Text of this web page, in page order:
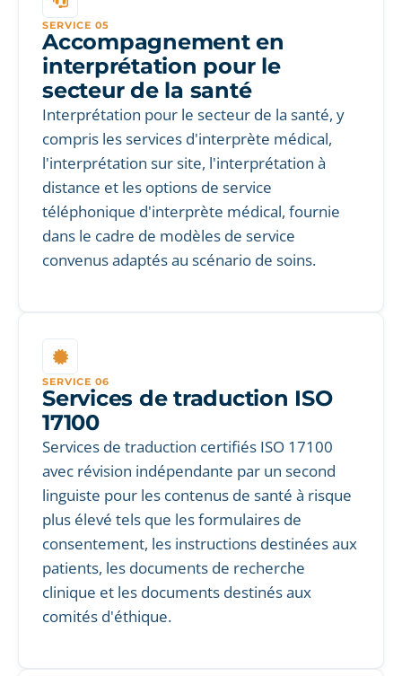
SERVICE 05
Accompagnement en
interprétation pour le
secteur de la santé
Interprétation pour le secteur de la santé, y
compris les services d'interprète médical,
l'interprétation sur site, l'interprétation à
distance et les options de service
téléphonique d'interprète médical, fournie
dans le cadre de modèles de service
convenus adaptés au scénario de soins.
SERVICE 06
Services de traduction ISO
17100
Services de traduction certifiés ISO 17100
avec révision indépendante par un second
linguiste pour les contenus de santé à risque
plus élevé tels que les formulaires de
consentement, les instructions destinées aux
patients, les documents de recherche
clinique et les documents destinés aux
comités d'éthique.